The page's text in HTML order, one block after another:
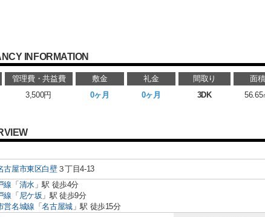
INFORMATION
管理費・共益費 敷金 礼金 間取り 面積
3,500円 0ヶ月 0ヶ月 3DK 56.65
古屋市東区白壁３丁目4-13
線 「 清水」駅 徒歩4分
線 「 尼ケ坂 」駅 徒歩9分
営名城線 「名古屋城」駅 徒歩15分